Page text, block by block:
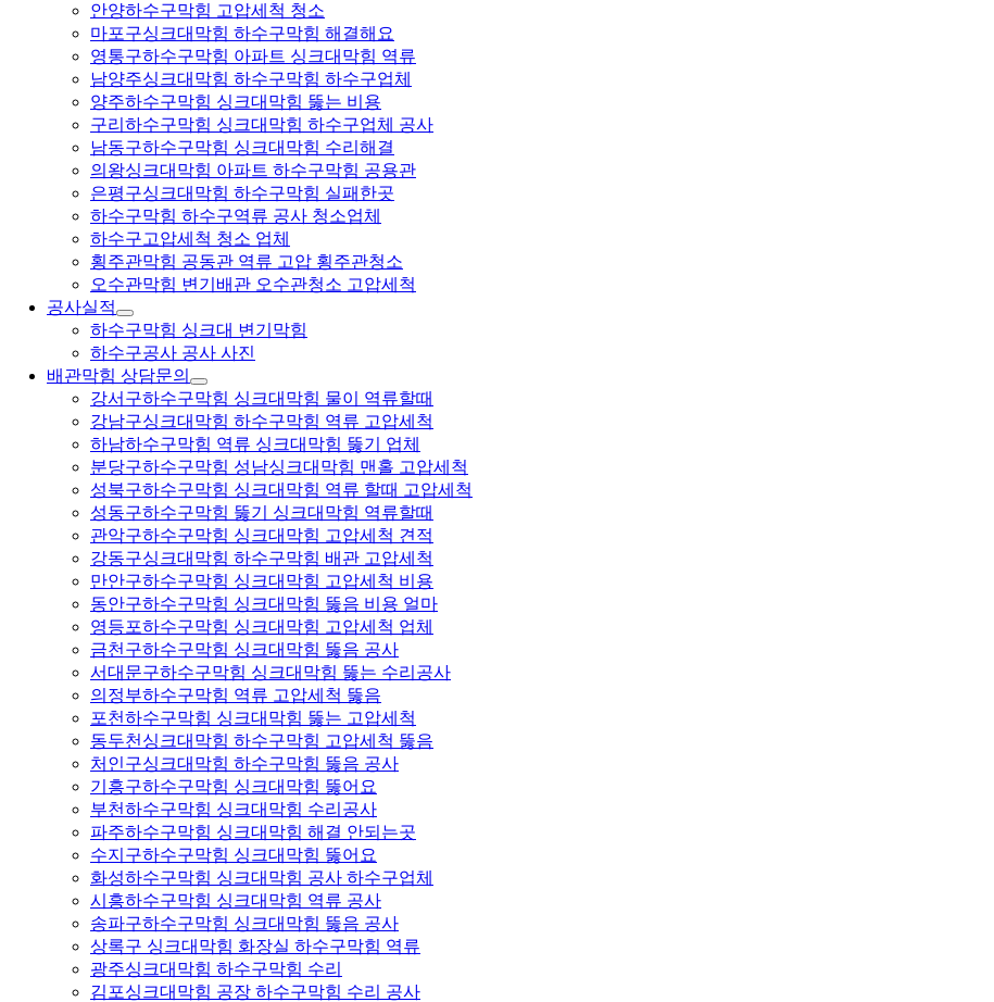
안양하수구막힘 고압세척 청소
마포구싱크대막힘 하수구막힘 해결해요
영통구하수구막힘 아파트 싱크대막힘 역류
남양주싱크대막힘 하수구막힘 하수구업체
양주하수구막힘 싱크대막힘 뚫는 비용
구리하수구막힘 싱크대막힘 하수구업체 공사
남동구하수구막힘 싱크대막힘 수리해결
의왕싱크대막힘 아파트 하수구막힘 공용관
은평구싱크대막힘 하수구막힘 실패한곳
하수구막힘 하수구역류 공사 청소업체
하수구고압세척 청소 업체
횡주관막힘 공동관 역류 고압 횡주관청소
오수관막힘 변기배관 오수관청소 고압세척
공사실적
하수구막힘 싱크대 변기막힘
하수구공사 공사 사진
배관막힘 상담문의
강서구하수구막힘 싱크대막힘 물이 역류할때
강남구싱크대막힘 하수구막힘 역류 고압세척
하남하수구막힘 역류 싱크대막힘 뚫기 업체
분당구하수구막힘 성남싱크대막힘 맨홀 고압세척
성북구하수구막힘 싱크대막힘 역류 할때 고압세척
성동구하수구막힘 뚫기 싱크대막힘 역류할때
관악구하수구막힘 싱크대막힘 고압세척 견적
강동구싱크대막힘 하수구막힘 배관 고압세척
만안구하수구막힘 싱크대막힘 고압세척 비용
동안구하수구막힘 싱크대막힘 뚫음 비용 얼마
영등포하수구막힘 싱크대막힘 고압세척 업체
금천구하수구막힘 싱크대막힘 뚫음 공사
서대문구하수구막힘 싱크대막힘 뚫는 수리공사
의정부하수구막힘 역류 고압세척 뚫음
포천하수구막힘 싱크대막힘 뚫는 고압세척
동두천싱크대막힘 하수구막힘 고압세척 뚫음
처인구싱크대막힘 하수구막힘 뚫음 공사
기흥구하수구막힘 싱크대막힘 뚫어요
부천하수구막힘 싱크대막힘 수리공사
파주하수구막힘 싱크대막힘 해결 안되는곳
수지구하수구막힘 싱크대막힘 뚫어요
화성하수구막힘 싱크대막힘 공사 하수구업체
시흥하수구막힘 싱크대막힘 역류 공사
송파구하수구막힘 싱크대막힘 뚫음 공사
상록구 싱크대막힘 화장실 하수구막힘 역류
광주싱크대막힘 하수구막힘 수리
김포싱크대막힘 공장 하수구막힘 수리 공사